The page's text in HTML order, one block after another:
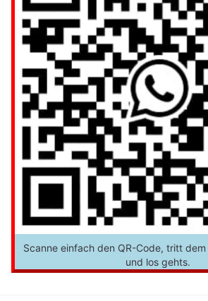
Scanne einfach den QR-Code, tritt
und los gehts.